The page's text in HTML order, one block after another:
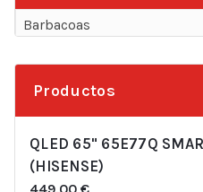
Barbacoas
Productos
QLED 65" 65E77Q
(HISENSE)